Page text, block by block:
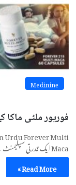
Medinine
فوریور ملٹی ماکا
Urdu Forever Multi
Maca ایک قدرتی سپلیمنٹ ہے جو “میکا” جڑ سے حاصل…
Read More »